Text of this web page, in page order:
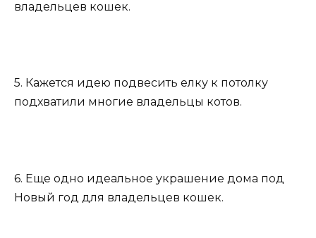
владельцев кошек.
5. Кажется идею подвесить елку к потолку
подхватили многие владельцы котов.
6. Еще одно идеальное украшение дома под
Новый год для владельцев кошек.